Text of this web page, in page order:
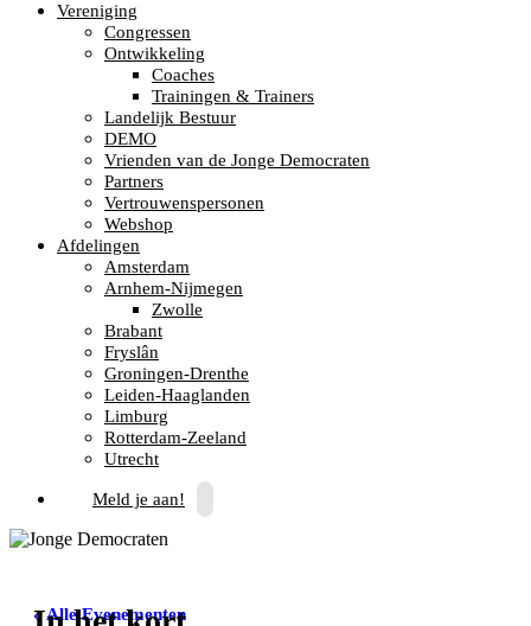
Vereniging
Congressen
Ontwikkeling
Coaches
Trainingen & Trainers
Landelijk Bestuur
DEMO
Vrienden van de Jonge Democraten
Partners
Vertrouwenspersonen
Webshop
Afdelingen
Amsterdam
Arnhem-Nijmegen
Zwolle
Brabant
Fryslân
Groningen-Drenthe
Leiden-Haaglanden
Limburg
Rotterdam-Zeeland
Utrecht
Meld je aan!
« Alle Evenementen